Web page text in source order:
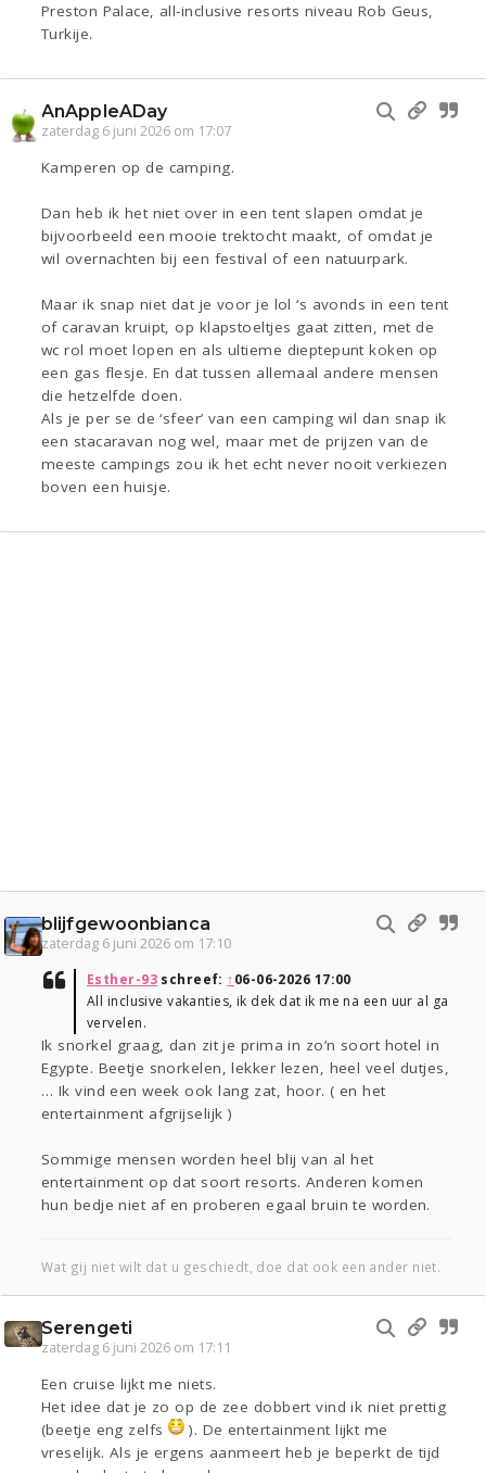
Preston Palace, all-inclusive resorts niveau Rob Geus,
Turkije.
AnAppleADay
zaterdag 6 juni 2026 om 17:07
Kamperen op de camping.
Dan heb ik het niet over in een tent slapen omdat je
bijvoorbeeld een mooie trektocht maakt, of omdat je
wil overnachten bij een festival of een natuurpark.
Maar ik snap niet dat je voor je lol ‘s avonds in een tent
of caravan kruipt, op klapstoeltjes gaat zitten, met de
wc rol moet lopen en als ultieme dieptepunt koken op
een gas flesje. En dat tussen allemaal andere mensen
die hetzelfde doen.
Als je per se de ‘sfeer’ van een camping wil dan snap ik
een stacaravan nog wel, maar met de prijzen van de
meeste campings zou ik het echt never nooit verkiezen
boven een huisje.
blijfgewoonbianca
zaterdag 6 juni 2026 om 17:10
Esther-93schreef: ↑06-06-2026 17:00
All inclusive vakanties, ik dek dat ik me na een uur al ga
vervelen.
Ik snorkel graag, dan zit je prima in zo’n soort hotel in
Egypte. Beetje snorkelen, lekker lezen, heel veel dutjes,
… Ik vind een week ook lang zat, hoor. ( en het
entertainment afgrijselijk )
Sommige mensen worden heel blij van al het
entertainment op dat soort resorts. Anderen komen
hun bedje niet af en proberen egaal bruin te worden.
Wat gij niet wilt dat u geschiedt, doe dat ook een ander niet.
Serengeti
zaterdag 6 juni 2026 om 17:11
Een cruise lijkt me niets.
Het idee dat je zo op de zee dobbert vind ik niet prettig
(beetje eng zelfs
). De entertainment lijkt me
vreselijk. Als je ergens aanmeert heb je beperkt de tijd